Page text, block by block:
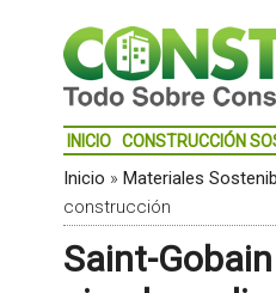
INICIO CONSTRUCCIÓN
Inicio » Materiales
construcción
Saint-